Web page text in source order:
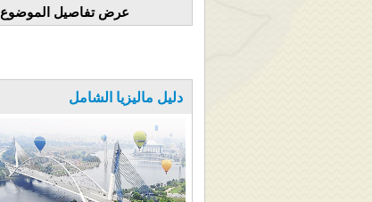
عرض تفاصيل الموضوع
دليل ماليزيا الشامل